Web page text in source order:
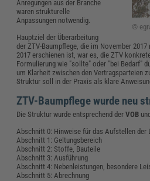
©
Anregungen aus der Branche
waren strukturelle
Anpassungen notwendig.
Hauptziel der Überarbeitung
der ZTV-Baumpflege, die im November
2017 erschienen ist, war es, die ZTV
Formulierung wie "sollte" oder "bei Bedarf"
um Klarheit zwischen den Vertragsparteien
Struktur soll in der Praxis als klare
ZTV-Baumpflege wurde neu
Die Struktur wurde entsprechend derVOB
Abschnitt 0: Hinweise für das Aufstellen der
Abschnitt 1: Geltungsbereich
Abschnitt 2: Stoffe, Bauteile
Abschnitt 3: Ausführung
Abschnitt 4: Nebenleistungen, besondere
Abschnitt 5: Abrechnung